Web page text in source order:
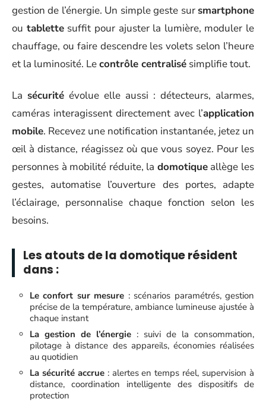
gestion de l’énergie. Un simple geste sur smartphone
ou tablettesuffit pour ajuster la lumière, moduler le
chauffage, ou faire descendre les volets selon l’heure
et la luminosité. Lecontrôle centralisé simplifie tout.
La sécurité évolue elle aussi : détecteurs, alarmes,
caméras interagissent directement avec l’application
mobile. Recevez une notification instantanée, jetez un
œil à distance, réagissez où que vous soyez. Pour les
personnes à mobilité réduite, la domotiqueallège les
gestes, automatise l’ouverture des portes, adapte
l’éclairage, personnalise chaque fonction selon les
besoins.
Les atouts de la domotique résident
dans :
Le confort sur mesure : scénarios paramétrés, gestion
précise de la température, ambiance lumineuse ajustée à
chaque instant
La gestion de l’énergie : suivi de la consommation,
pilotage à distance des appareils, économies réalisées
au quotidien
La sécurité accrue: alertes en temps réel, supervision à
distance, coordination intelligente des dispositifs de
protection